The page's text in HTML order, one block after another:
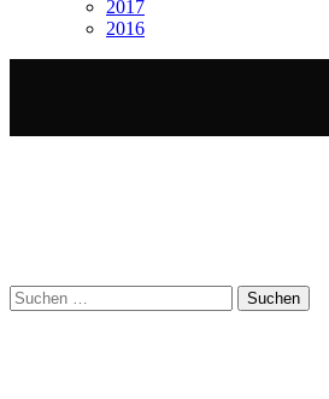
2017
2016
Suchen
nach: